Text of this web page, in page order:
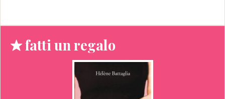
fatti un regalo